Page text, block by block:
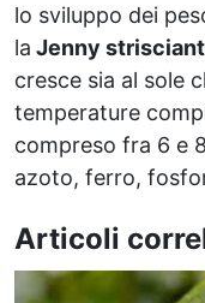
lo sviluppo dei
la Jenny
cresce sia al sole
temperature
compreso fra 6 e
azoto, ferro,
Articoli